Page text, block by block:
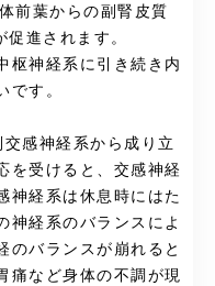
前葉からの副腎皮質
進されます。
枢神経系に引き続き内
です。
感神経系から成り立
を受けると、交感神経
神経系は休息時にはた
神経系のバランスによ
のバランスが崩れると
痛など身体の不調が現